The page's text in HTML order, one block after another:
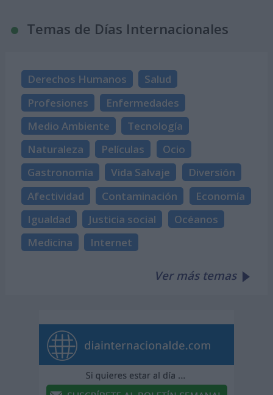
Temas de Días Internacionales
Derechos Humanos
Salud
Profesiones
Enfermedades
Medio Ambiente
Tecnología
Naturaleza
Películas
Ocio
Gastronomía
Vida Salvaje
Diversión
Afectividad
Contaminación
Economía
Igualdad
Justicia social
Océanos
Medicina
Internet
Ver más temas